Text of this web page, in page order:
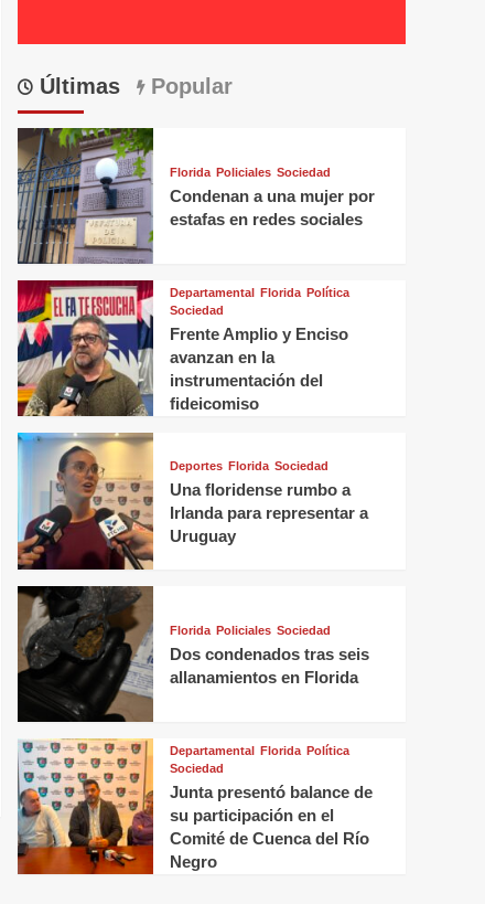
Últimas Popular
Florida Policiales Sociedad
Condenan a una mujer por
estafas en redes sociales
Departamental Florida Política
Sociedad
Frente Amplio y Enciso
avanzan en la
instrumentación del
fideicomiso
Deportes Florida Sociedad
Una floridense rumbo a
Irlanda para representar a
Uruguay
Florida Policiales Sociedad
Dos condenados tras seis
allanamientos en Florida
Departamental Florida Política
Sociedad
Junta presentó balance de
su participación en el
Comité de Cuenca del Río
Negro